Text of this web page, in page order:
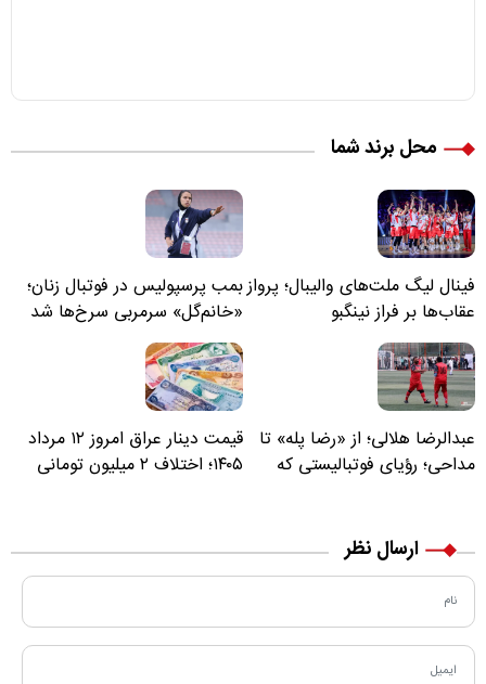
محل برند شما
فینال لیگ ملت‌های والیبال؛ پرواز
عقاب‌ها بر فراز نینگبو
بمب پرسپولیس در فوتبال زنان؛
«خانم‌گل» سرمربی سرخ‌ها شد
عبدالرضا هلالی؛ از «رضا پله» تا
مداحی؛ رؤیای فوتبالیستی که
قیمت دینار عراق امروز ۱۲ مرداد
۱۴۰۵؛ اختلاف ۲ میلیون تومانی
ارسال نظر